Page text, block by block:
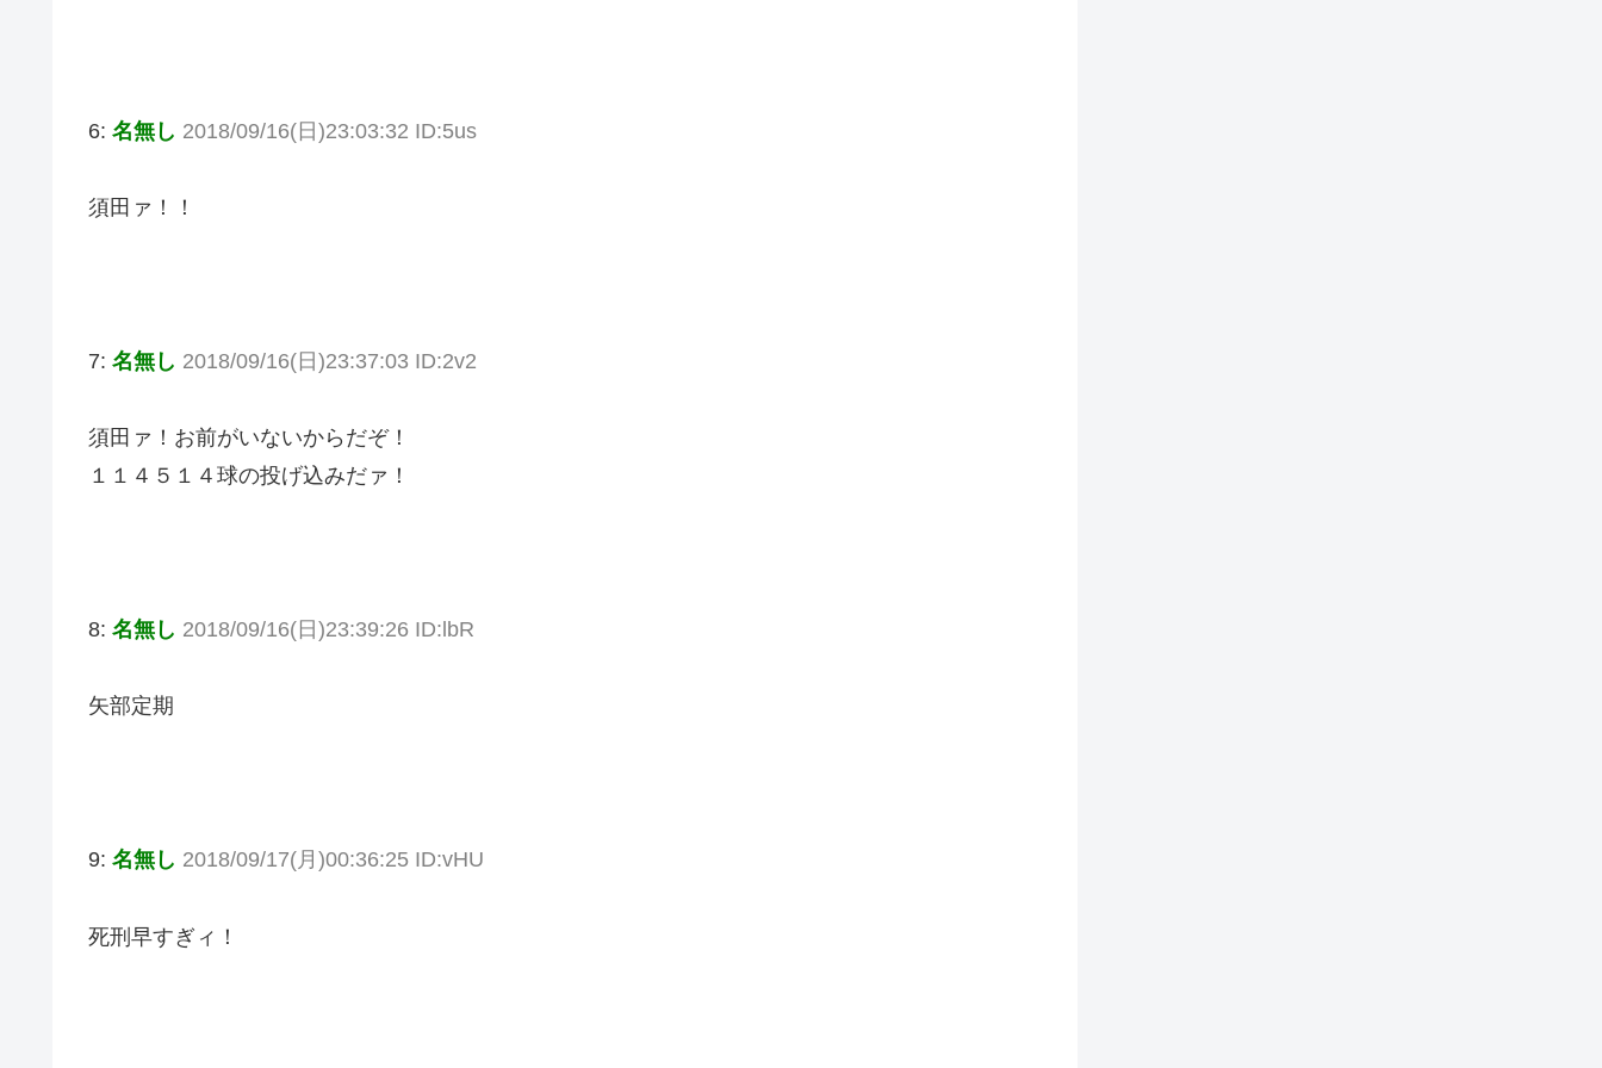
6: 名無し 2018/09/16(日)23:03:32 ID:5us
須田ァ！！
7: 名無し 2018/09/16(日)23:37:03 ID:2v2
須田ァ！お前がいないからだぞ！
１１４５１４球の投げ込みだァ！
8: 名無し 2018/09/16(日)23:39:26 ID:lbR
矢部定期
9: 名無し 2018/09/17(月)00:36:25 ID:vHU
死刑早すぎィ！